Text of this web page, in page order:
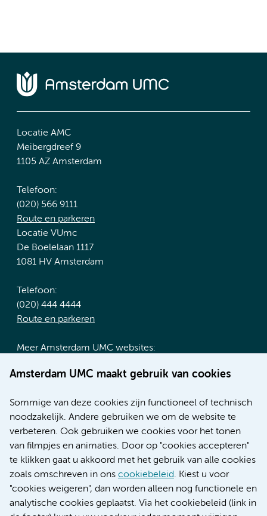
Amsterdam UMC maakt gebruik van cookies
Sommige van deze cookies zijn functioneel of technisch
noodzakelijk. Andere gebruiken we om de website te
verbeteren. Ook gebruiken we cookies voor het tonen
van filmpjes en animaties. Door op "cookies accepteren"
te klikken gaat u akkoord met het gebruik van alle cookies
zoals omschreven in ons cookiebeleid. Kiest u voor
"cookies weigeren", dan worden alleen nog functionele en
analytische cookies geplaatst. Via het cookiebeleid (link in
Locatie AMC
Meibergdreef 9
1105 AZ Amsterdam
Telefoon:
(020) 566 9111
Route en parkeren
Locatie VUmc
De Boelelaan 1117
1081 HV Amsterdam
Telefoon:
(020) 444 4444
Route en parkeren
Meer Amsterdam UMC websites:
Werken bij Amsterdam UMC
Nieuws
Research
Educatie locatie AMC
Educatie locatie VUmc
Verwijzen & diagnostiek